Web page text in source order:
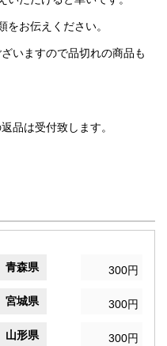
お伝えください。
いますので品切れの商品も
品は受付致します。
青森県 300円
宮城県 300円
山形県 300円